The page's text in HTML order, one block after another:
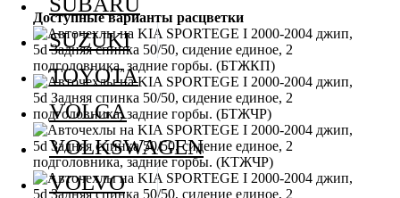
Доступные варианты расцветки
SUZUKI
TOYOTA
VOLGA
VOLKSWAGEN
VOLVO